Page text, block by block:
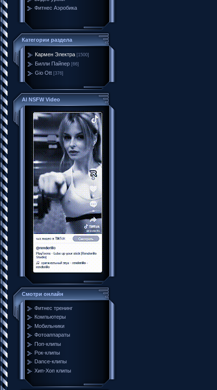
Фитнес Аэробика
Категории раздела
Кармен Электра [1500]
Билли Пайпер [66]
Gio Ott [376]
AI NSFW Video
Смотри онлайн
Фитнес тренинг
Компьютеры
Мобильники
Фотоаппараты
Поп-клипы
Рок-клипы
Dance-клипы
Хип-Хоп клипы